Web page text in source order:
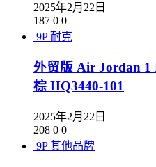
2025年2月22日
187 0 0
9P 耐克
外贸版 Air Jordan 1
棕 HQ3440-101
2025年2月22日
208 0 0
9P 其他品牌